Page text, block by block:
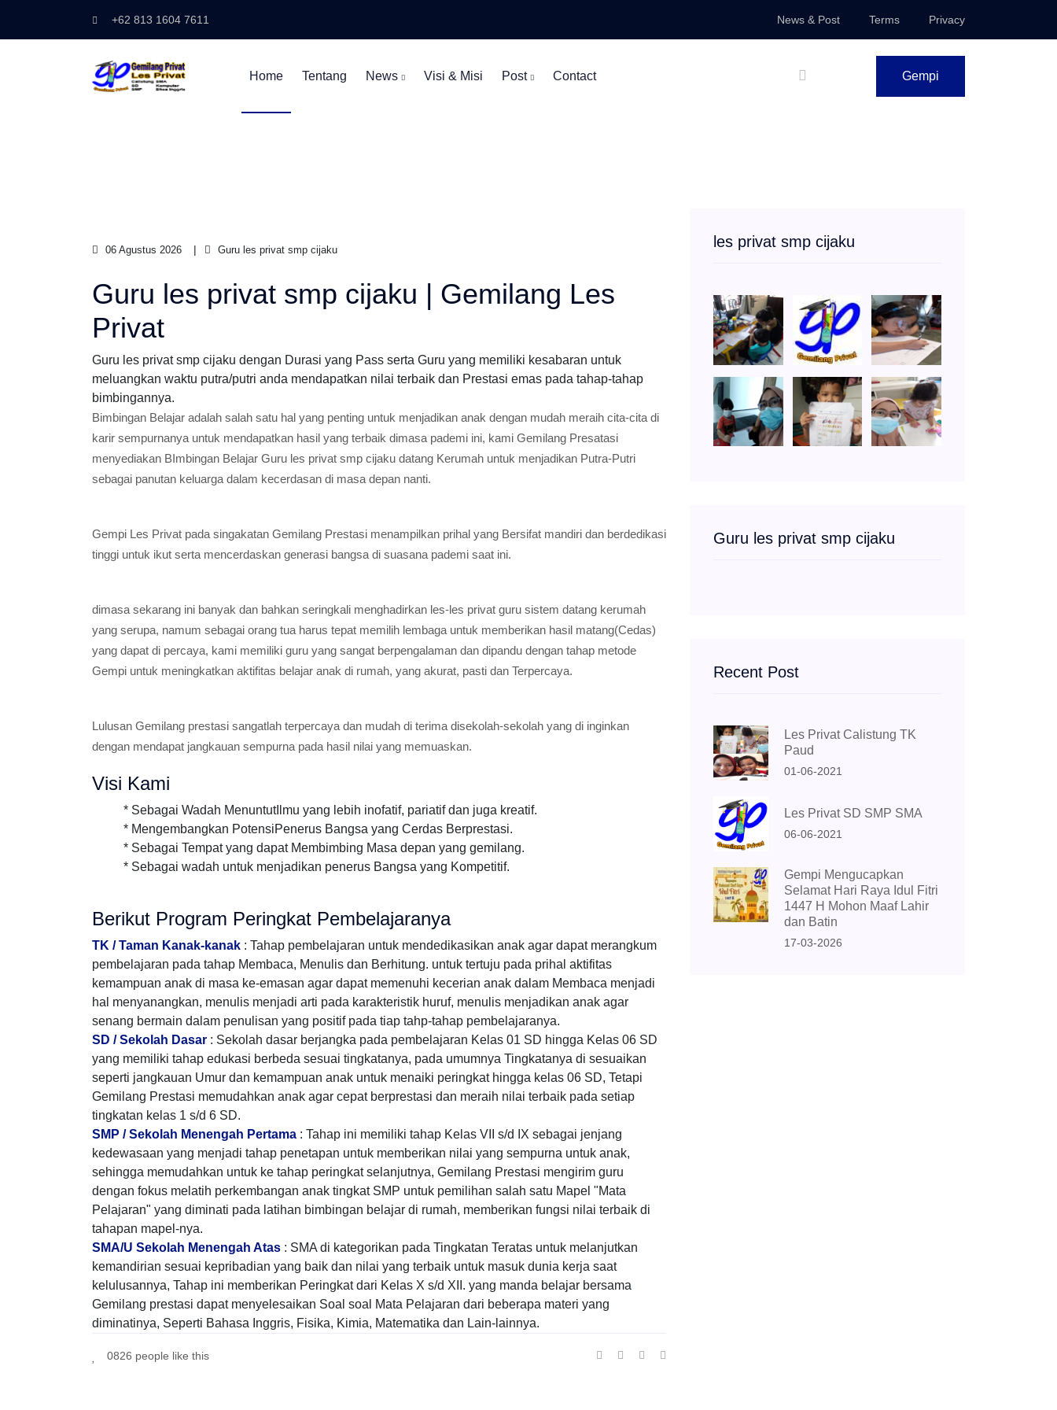
+62 813 1604 7611 News & Post Terms Privacy
Home Tentang News Visi & Misi Post Contact Gempi
06 Agustus 2026 Guru les privat smp cijaku
Guru les privat smp cijaku | Gemilang Les
Privat
Guru les privat smp cijaku dengan Durasi yang Pass serta Guru yang memiliki kesabaran untuk
meluangkan waktu putra/putri anda mendapatkan nilai terbaik dan Prestasi emas pada tahap-tahap
bimbingannya.
Bimbingan Belajar adalah salah satu hal yang penting untuk menjadikan anak dengan mudah meraih cita-cita di
karir sempurnanya untuk mendapatkan hasil yang terbaik dimasa pademi ini, kami Gemilang Presatasi
menyediakan BImbingan Belajar Guru les privat smp cijaku datang Kerumah untuk menjadikan Putra-Putri
sebagai panutan keluarga dalam kecerdasan di masa depan nanti.
Gempi Les Privat pada singakatan Gemilang Prestasi menampilkan prihal yang Bersifat mandiri dan berdedikasi
tinggi untuk ikut serta mencerdaskan generasi bangsa di suasana pademi saat ini.
dimasa sekarang ini banyak dan bahkan seringkali menghadirkan les-les privat guru sistem datang kerumah
yang serupa, namum sebagai orang tua harus tepat memilih lembaga untuk memberikan hasil matang(Cedas)
yang dapat di percaya, kami memiliki guru yang sangat berpengalaman dan dipandu dengan tahap metode
Gempi untuk meningkatkan aktifitas belajar anak di rumah, yang akurat, pasti dan Terpercaya.
Lulusan Gemilang prestasi sangatlah terpercaya dan mudah di terima disekolah-sekolah yang di inginkan
dengan mendapat jangkauan sempurna pada hasil nilai yang memuaskan.
Visi Kami
* Sebagai Wadah MenuntutIlmu yang lebih inofatif, pariatif dan juga kreatif.
* Mengembangkan PotensiPenerus Bangsa yang Cerdas Berprestasi.
* Sebagai Tempat yang dapat Membimbing Masa depan yang gemilang.
* Sebagai wadah untuk menjadikan penerus Bangsa yang Kompetitif.
Berikut Program Peringkat Pembelajaranya
TK / Taman Kanak-kanak : Tahap pembelajaran untuk mendedikasikan anak agar dapat merangkum
pembelajaran pada tahap Membaca, Menulis dan Berhitung. untuk tertuju pada prihal aktifitas
kemampuan anak di masa ke-emasan agar dapat memenuhi kecerian anak dalam Membaca menjadi
hal menyanangkan, menulis menjadi arti pada karakteristik huruf, menulis menjadikan anak agar
senang bermain dalam penulisan yang positif pada tiap tahp-tahap pembelajaranya.
SD / Sekolah Dasar : Sekolah dasar berjangka pada pembelajaran Kelas 01 SD hingga Kelas 06 SD
yang memiliki tahap edukasi berbeda sesuai tingkatanya, pada umumnya Tingkatanya di sesuaikan
seperti jangkauan Umur dan kemampuan anak untuk menaiki peringkat hingga kelas 06 SD, Tetapi
Gemilang Prestasi memudahkan anak agar cepat berprestasi dan meraih nilai terbaik pada setiap
tingkatan kelas 1 s/d 6 SD.
SMP / Sekolah Menengah Pertama : Tahap ini memiliki tahap Kelas VII s/d IX sebagai jenjang
kedewasaan yang menjadi tahap penetapan untuk memberikan nilai yang sempurna untuk anak,
sehingga memudahkan untuk ke tahap peringkat selanjutnya, Gemilang Prestasi mengirim guru
dengan fokus melatih perkembangan anak tingkat SMP untuk pemilihan salah satu Mapel "Mata
Pelajaran" yang diminati pada latihan bimbingan belajar di rumah, memberikan fungsi nilai terbaik di
tahapan mapel-nya.
SMA/U Sekolah Menengah Atas : SMA di kategorikan pada Tingkatan Teratas untuk melanjutkan
kemandirian sesuai kepribadian yang baik dan nilai yang terbaik untuk masuk dunia kerja saat
kelulusannya, Tahap ini memberikan Peringkat dari Kelas X s/d XII. yang manda belajar bersama
Gemilang prestasi dapat menyelesaikan Soal soal Mata Pelajaran dari beberapa materi yang
diminatinya, Seperti Bahasa Inggris, Fisika, Kimia, Matematika dan Lain-lainnya.
0826 people like this
les privat smp cijaku
Guru les privat smp cijaku
Recent Post
Les Privat Calistung TK
Paud
01-06-2021
Les Privat SD SMP SMA
06-06-2021
Gempi Mengucapkan
Selamat Hari Raya Idul Fitri
1447 H Mohon Maaf Lahir
dan Batin
17-03-2026